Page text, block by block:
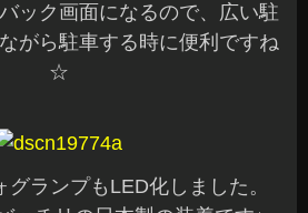
ック画面になるので、広い駐
がら駐車する時に便利ですね
☆
ランプもLED化しました。